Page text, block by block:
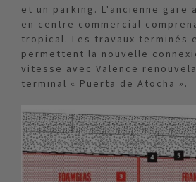
et un parking. L'ancienne gare
en centre commercial
tropical. Les travaux terminés
permettent la nouvelle
vitesse avec Valence
terminal « Puerta de Atocha ».